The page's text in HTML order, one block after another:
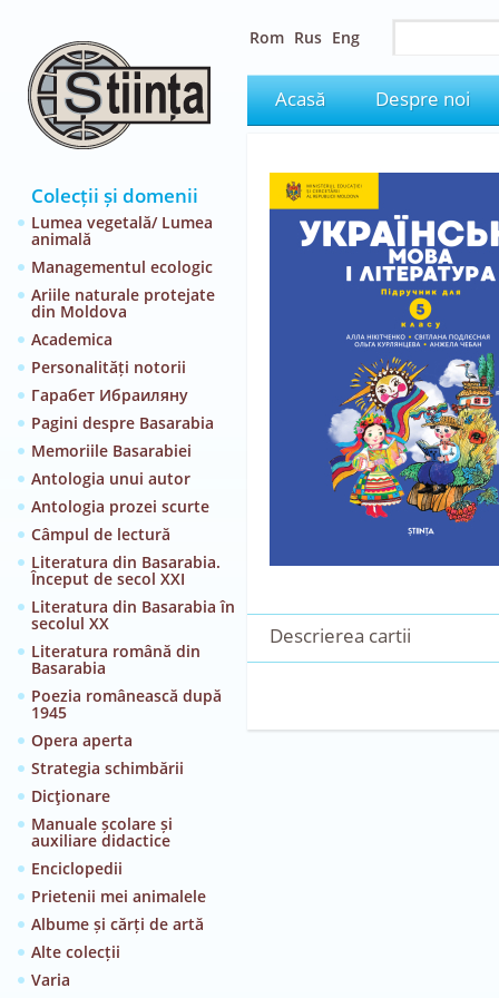
Colecții și domenii
Lumea vegetală/ Lumea
animală
Managementul ecologic
Ariile naturale protejate
din Moldova
Academica
Personalități notorii
Гарабет Ибраиляну
Pagini despre Basarabia
Memoriile Basarabiei
Antologia unui autor
Antologia prozei scurte
Câmpul de lectură
Literatura din Basarabia.
Început de secol XXI
Literatura din Basarabia în
secolul XX
Literatura română din
Basarabia
Poezia românească după
1945
Opera aperta
Strategia schimbării
Dicţionare
Manuale școlare și
auxiliare didactice
Enciclopedii
Prietenii mei animalele
Albume și cărți de artă
Alte colecții
Varia
Rom Rus Eng
Acasă Despre noi
Descrierea cartii